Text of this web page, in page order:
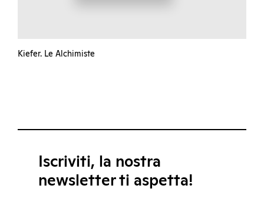
Kiefer. Le Alchimiste
Iscriviti, la nostra
newsletter ti aspetta!